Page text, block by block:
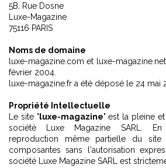
5B, Rue Dosne
Luxe-Magazine
75116 PARIS
Noms de domaine
luxe-magazine.com et luxe-
février 2004.
luxe-magazine.fr a été déposé le 24 mai
Propriété Intellectuelle
Le site " luxe-magazine" est la pleine
société Luxe Magazine SARL.
reproduction même partielle du
composantes sans l'autorisation
société Luxe Magazine SARL est